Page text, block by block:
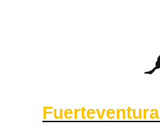
Fuerteventura